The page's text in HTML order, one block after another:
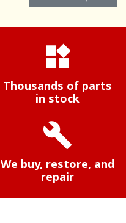
widgets
Thousands of parts
in stock
build
We buy, restore, and
repair